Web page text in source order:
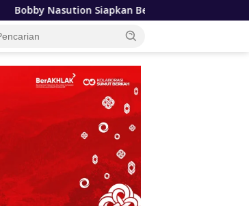
Mahasiswa Poltekkes Gunungsitoli,